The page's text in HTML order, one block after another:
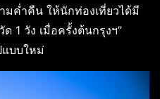
มค่ำคืน ให้นักท่องเที่ยวได้มี
1 วัง เมื่อครั้งต้นกรุงฯ”
แบบใหม่